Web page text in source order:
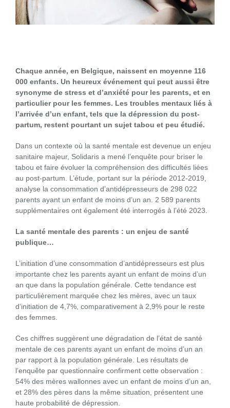
Chaque année, en Belgique, naissent en moyenne 116
000 enfants. Un heureux événement qui peut aussi être
synonyme de stress et d’anxiété pour les parents, et en
particulier pour les femmes. Les troubles mentaux liés à
l’arrivée d’un enfant, tels que la dépression du post-
partum, restent pourtant un sujet tabou et peu étudié.
Dans un contexte où la santé mentale est devenue un enjeu
sanitaire majeur, Solidaris a mené l’enquête pour briser le
tabou et faire évoluer la compréhension des difficultés liées
au post-partum. L’étude, portant sur la période 2012-2019,
analyse la consommation d’antidépresseurs de 298 022
parents ayant un enfant de moins d’un an. 2 589 parents
supplémentaires ont également été interrogés à l’été 2023.
La santé mentale des parents : un enjeu de santé
publique…
L’initiation d’une consommation d’antidépresseurs est plus
importante chez les parents ayant un enfant de moins d’un
an que dans la population générale. Cette tendance est
particulièrement marquée chez les mères, avec un taux
d’initiation de 4,7%, comparativement à 2,9% pour le reste
des femmes.
Ces chiffres suggèrent une dégradation de l’état de santé
mentale de ces parents ayant un enfant de moins d’un an
par rapport à la population générale. Les résultats de
l’enquête par questionnaire confirment cette observation :
54% des mères wallonnes avec un enfant de moins d’un an,
et 28% des pères dans la même situation, présentent une
haute probabilité de dépression.